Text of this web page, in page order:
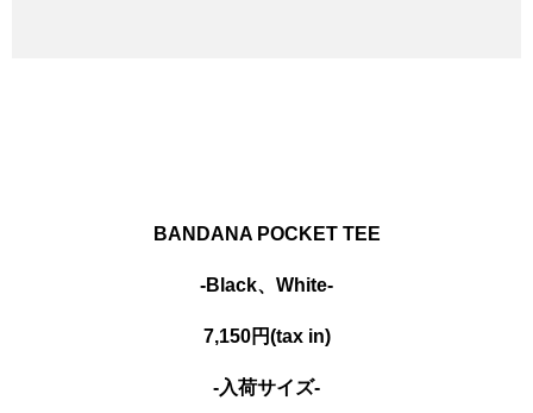
BANDANA POCKET TEE
-Black、White-
7,150円(tax in)
-入荷サイズ-